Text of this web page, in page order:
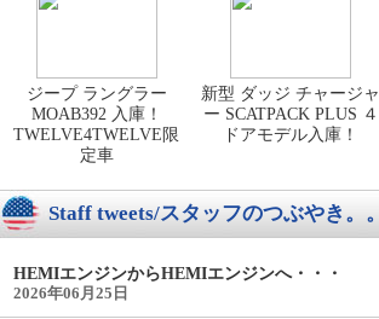
ジープ ラングラー
MOAB392 入庫！
TWELVE4TWELVE限
定車
新型 ダッジ チャージャ
ー SCATPACK PLUS ４
ドアモデル入庫！
Staff tweets/スタッフのつぶやき。。
HEMIエンジンからHEMIエンジンへ・・・
2026年06月25日